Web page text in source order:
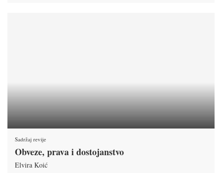
Sadržaj revije
Obveze, prava i dostojanstvo
Elvira Koić